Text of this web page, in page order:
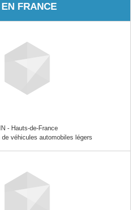
EN FRANCE
- Hauts-de-France
de véhicules automobiles légers